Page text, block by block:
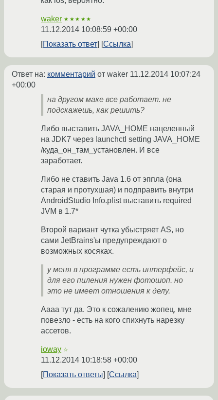
waker ★★★★★
11.12.2014 10:08:59 +00:00
Показать ответ
Ссылка
Ответ на: комментарий от waker 11.12.2014 10:07:24
+00:00
на другом маке все работает. не
подскажешь, как решить?
Либо выставить JAVA_HOME нацеленный
на JDK7 через launchctl setting JAVA_HOME
/куда_он_там_установлен. И все
заработает.
Либо не ставить Java 1.6 от эппла (она
старая и протухшая) и подправить внутри
AndroidStudio Info.plist выставить required
JVM в 1.7*
Второй вариант чутка убыстряет AS, но
сами JetBrains'ы предупреждают о
возможных косяках.
у меня в программе есть интерфейс, и
для его пиления нужен фотошоп. но
это не имеет отношения к делу.
Аааа тут да. Это к сожалению жопец, мне
повезло - есть на кого спихнуть нарезку
ассетов.
ioway ☆
11.12.2014 10:18:58 +00:00
Показать ответы
Ссылка